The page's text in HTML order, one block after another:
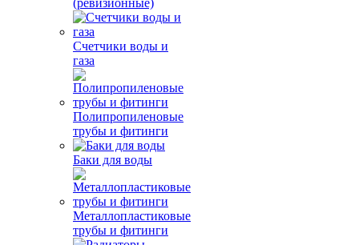
(ревизионные)
Счетчики воды и
газа
Полипропиленовые
трубы и фитинги
Баки для воды
Металлопластиковые
трубы и фитинги